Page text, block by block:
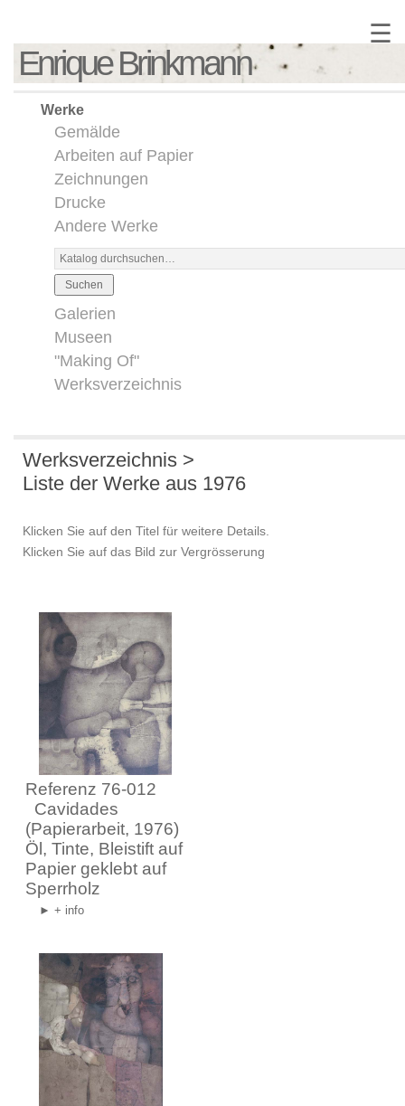
☰
Enrique Brinkmann
Werke
Gemälde
Arbeiten auf Papier
Zeichnungen
Drucke
Andere Werke
Suchen
Galerien
Museen
"Making Of"
Werksverzeichnis
Werksverzeichnis >
Liste der Werke aus 1976
Klicken Sie auf den Titel für weitere Details.
Klicken Sie auf das Bild zur Vergrösserung
Referenz 76-012
Cavidades
(Papierarbeit, 1976)
Öl, Tinte, Bleistift auf
Papier geklebt auf
Sperrholz
► + info